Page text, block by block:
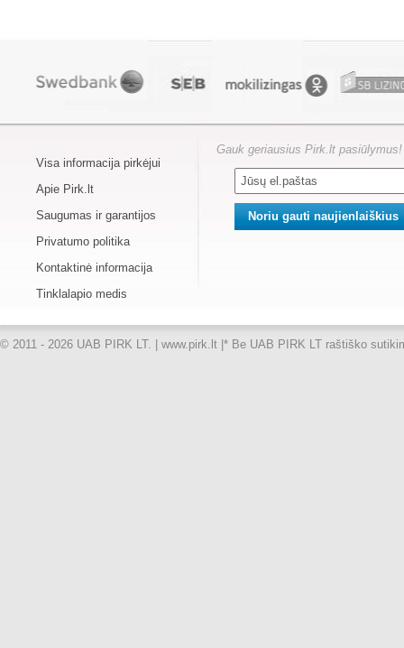
Visa informacija pirkėjui
Apie Pirk.lt
Saugumas ir garantijos
Privatumo politika
Kontaktinė informacija
Tinklalapio medis
Gauk geriausius Pirk.lt pasiūlymus!
© 2011 - 2026 UAB PIRK LT. | www.pirk.lt | * Be UAB PIRK LT raštiško